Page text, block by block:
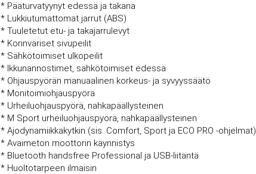
* Pääturvatyynyt edessä ja takana
* Lukkiutumattomat jarrut (ABS)
* Tuuletetut etu- ja takajarrulevyt
* Korinväriset sivupeilit
* Sähkötoimiset ulkopeilit
* Ikkunannostimet, sähkötoimiset edessä
* Ohjauspyörän manuaalinen korkeus- ja syvyyssäätö
* Monitoimiohjauspyörä
* Urheiluohjauspyörä, nahkapäällysteinen
* M Sport urheiluohjauspyörä, nahkapäällysteinen
* Ajodynamiikkakytkin (sis. Comfort, Sport ja ECO PRO -ohjelmat)
* Avaimeton moottorin käynnistys
* Bluetooth handsfree Professional ja USB-liitäntä
* Huoltotarpeen ilmaisin